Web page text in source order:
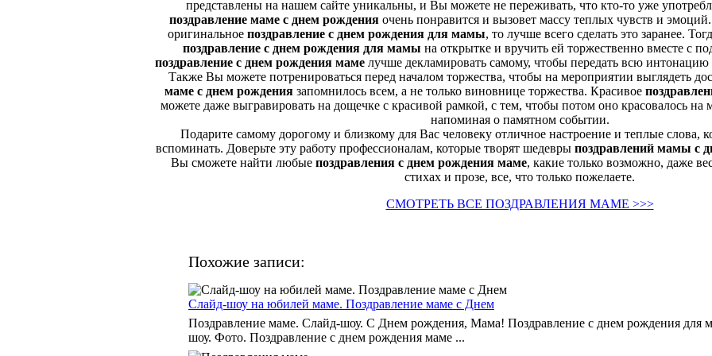
представлены на нашем сайте уникальны, и Вы можете не переживать, что кто-то уже
поздравление маме с днем рождения очень понравится и вызовет массу теплых чувств и
оригинальное поздравление с днем рождения для мамы, то лучше всего сделать это заранее.
поздравление с днем рождения для мамы на открытке и вручить ей торжественно вместе с
поздравление с днем рождения маме лучше декламировать самому, чтобы передать всю
Также Вы можете потренироваться перед началом торжества, чтобы на мероприятии выглядеть
маме с днем рождениязапомнилось всем, а не только виновнице торжества. Красивое
можете даже выгравировать на дощечке с красивой рамкой, с тем, чтобы потом оно красовалось
напоминая о памятном событии.
Подарите самому дорогому и близкому для Вас человеку отличное настроение и теплые слова,
вспоминать. Доверьте эту работу профессионалам, которые творят шедевры поздравлений мамы с
Вы сможете найти любые поздравления с днем рождения маме, какие только возможно, даже
стихах и прозе, все, что только пожелаете.
СМОТРЕТЬ ВСЕ ПОЗДРАВЛЕНИЯ МАМЕ >>>
Похожие записи:
Слайд-шоу на юбилей маме. Поздравление маме с Днем
Поздравление маме. Слайд-шоу. С Днем рождения, Мама! Поздравление с днем рождения для
шоу. Фото. Поздравление с днем рождения маме ...